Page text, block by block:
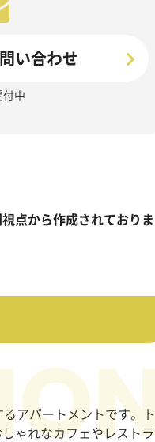
い合わせ
付中
点から作成されておりま
アパートメントです。ト
ゃれなカフェやレストラ